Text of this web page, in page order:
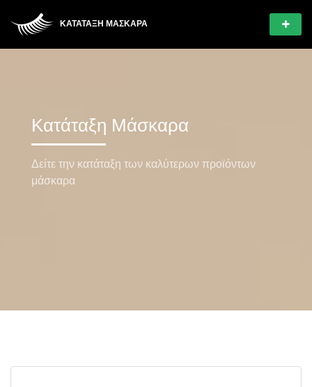
ΚΑΤΆΤΑΞΗ ΜΆΣΚΑΡΑ
Κατάταξη Μάσκαρα
Δείτε την κατάταξη των καλύτερων προϊόντων
μάσκαρα